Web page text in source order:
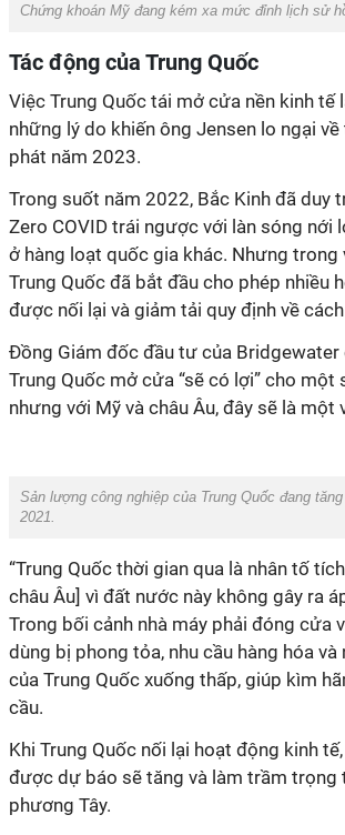
Chứng khoán Mỹ đang kém xa mức đỉnh lịch sử
Tác động của Trung Quốc
Việc Trung Quốc tái mở cửa nền kinh tế
những lý do khiến ông Jensen lo ngại về
phát năm 2023.
Trong suốt năm 2022, Bắc Kinh đã duy
Zero COVID trái ngược với làn sóng nới
ở hàng loạt quốc gia khác. Nhưng trong
Trung Quốc đã bắt đầu cho phép nhiều
được nối lại và giảm tải quy định về
Đồng Giám đốc đầu tư của Bridgewater
Trung Quốc mở cửa “sẽ có lợi” cho một
nhưng với Mỹ và châu Âu, đây sẽ là một
Sản lượng công nghiệp của Trung Quốc đang
2021.
“Trung Quốc thời gian qua là nhân tố
châu Âu] vì đất nước này không gây ra
Trong bối cảnh nhà máy phải đóng cửa
dùng bị phong tỏa, nhu cầu hàng hóa và
của Trung Quốc xuống thấp, giúp kìm
cầu.
Khi Trung Quốc nối lại hoạt động kinh
được dự báo sẽ tăng và làm trầm trọng
phương Tây.